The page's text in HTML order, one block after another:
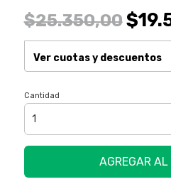
$25.350,00
Ver cuotas y descuentos
Cantidad
AGREGAR AL